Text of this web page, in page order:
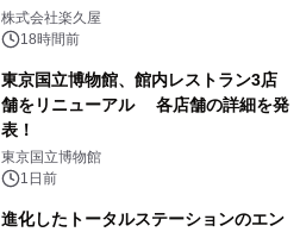
メニューを提供
株式会社楽久屋
18時間前
東京国立博物館、館内レストラン3店
舗をリニューアル 各店舗の詳細を発
表！
東京国立博物館
1日前
進化したトータルステーションのエン